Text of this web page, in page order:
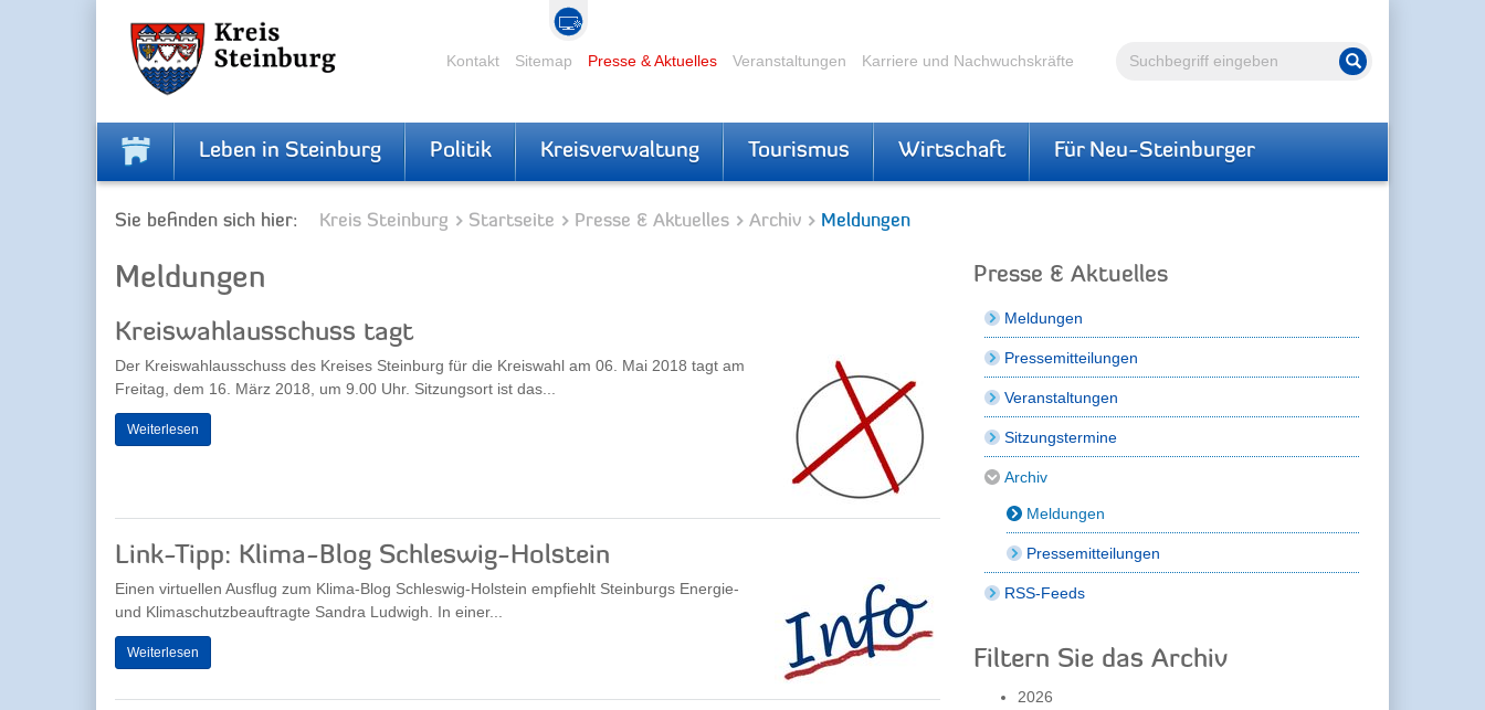
Volltextsuche Suche starten
Kontakt Sitemap Presse & Aktuelles Veranstaltungen Karriere und Nachwuchskräfte
Leben in Steinburg Politik Kreisverwaltung Tourismus Wirtschaft Für Neu-Steinburger
Sie befinden sich hier: Kreis Steinburg Startseite Presse & Aktuelles Archiv Meldungen
Meldungen
Kreiswahlausschuss tagt
Der Kreiswahlausschuss des Kreises Steinburg für die Kreiswahl am 06. Mai 2018 tagt am
Freitag, dem 16. März 2018, um 9.00 Uhr. Sitzungsort ist das...
Weiterlesen
Link-Tipp: Klima-Blog Schleswig-Holstein
Einen virtuellen Ausflug zum Klima-Blog Schleswig-Holstein empfiehlt Steinburgs Energie-
und Klimaschutzbeauftragte Sandra Ludwigh. In einer...
Weiterlesen
Presse & Aktuelles
Meldungen
Pressemitteilungen
Veranstaltungen
Sitzungstermine
Archiv
Meldungen
Pressemitteilungen
RSS-Feeds
Filtern Sie das Archiv
2026